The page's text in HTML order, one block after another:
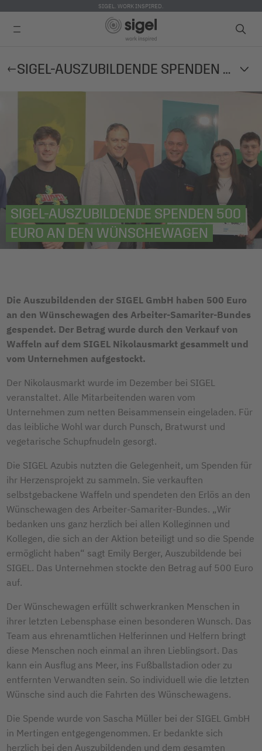
zum
SIGEL. WORK INSPIRED.
SIGEL-AUSZUBILDENDE SPENDEN 500 EURO AN DEN WÜNSCHEWAGEN
SIGEL-AUSZUBILDENDE SPENDEN 500
EURO AN DEN WÜNSCHEWAGEN
Die Auszubildenden der SIGEL GmbH haben 500 Euro
an den Wünschewagen des Arbeiter-Samariter-Bundes
gespendet. Der Betrag wurde durch den Verkauf von
Waffeln auf dem SIGEL Nikolausmarkt gesammelt und
vom Unternehmen aufgestockt.
Der Nikolausmarkt wurde im Dezember bei SIGEL
veranstaltet. Alle Mitarbeitenden waren vom
Unternehmen zum netten Beisammensein eingeladen. Für
das leibliche Wohl war durch Punsch, Bratwurst und
vegetarische Schupfnudeln gesorgt.
Die SIGEL Azubis nutzten die Gelegenheit, um Spenden für
ihr Herzensprojekt zu sammeln. Sie verkauften
selbstgebackene Waffeln und spendeten den Erlös an den
Wünschewagen des Arbeiter-Samariter-Bundes. „Wir
bedanken uns ganz herzlich bei allen Kolleginnen und
Kollegen, die sich an der Aktion beteiligt und so die Spende
ermöglicht haben“ sagt Emily Berger, Auszubildende bei
SIGEL. Das Unternehmen stockte den Betrag auf 500 Euro
auf.
Der Wünschewagen erfüllt schwerkranken Menschen in
ihrer letzten Lebensphase einen besonderen Wunsch. Das
Team aus ehrenamtlichen Helferinnen und Helfern bringt
diese Menschen noch einmal an ihren Lieblingsort. Das
kann ein Ausflug ans Meer, ins Fußballstadion oder zu
entfernten Verwandten sein. So individuell wie die letzten
Wünsche sind auch die Fahrten des Wünschewagens.
Die Spende wurde von Sascha Müller bei der SIGEL GmbH
in Mertingen entgegengenommen. Er bedankte sich
herzlich bei den Auszubildenden und dem gesamten